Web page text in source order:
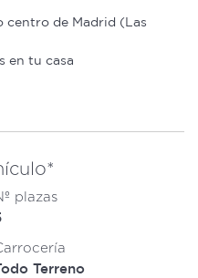
centro de Madrid (Las
en tu casa
plazas
Terreno